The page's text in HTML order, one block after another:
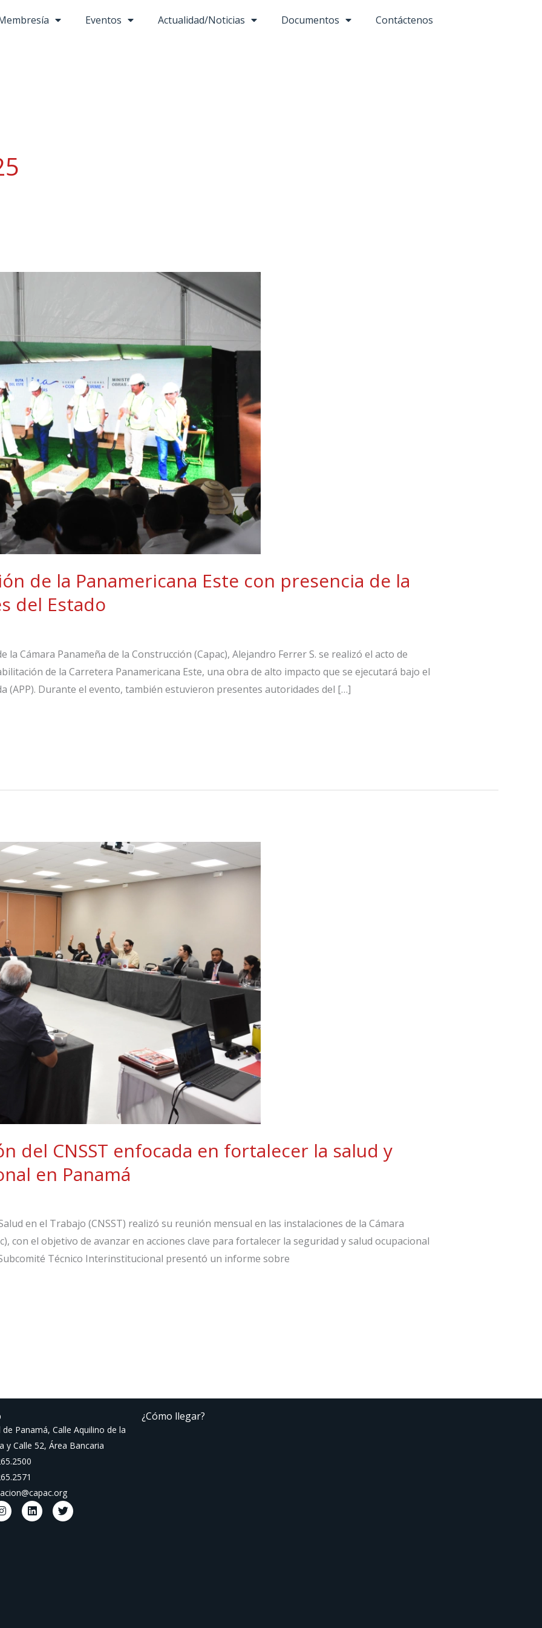
Eventos Actualidad/Noticias Documentos Contáctenos
de la Panamericana Este con presencia de la
del Estado
la Cámara Panameña de la Construcción (Capac), Alejandro Ferrer S. se realizó el acto de
de la Carretera Panamericana Este, una obra de alto impacto que se ejecutará bajo el
(APP). Durante el evento, también estuvieron presentes autoridades del […]
del CNSST enfocada en fortalecer la salud y
en Panamá
en el Trabajo (CNSST) realizó su reunión mensual en las instalaciones de la Cámara
con el objetivo de avanzar en acciones clave para fortalecer la seguridad y salud ocupacional
Técnico Interinstitucional presentó un informe sobre
de Panamá, Calle Aquilino de la
y Calle 52, Área Bancaria
I
n
s
L
i
n
T
w
i
¿Cómo llegar?